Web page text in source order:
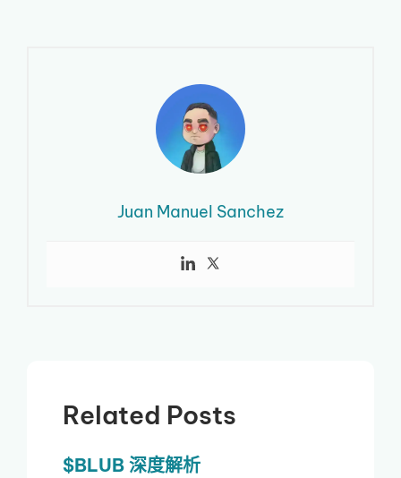
Juan Manuel Sanchez
Related Posts
$BLUB 深度解析